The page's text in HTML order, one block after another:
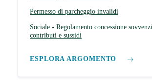
Permesso di parcheggio invalidi
Sociale - Regolamento concessione
contributi e sussidi
ESPLORA ARGOMENTO